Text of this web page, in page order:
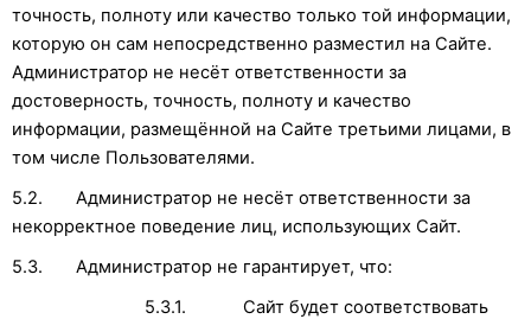
точность, полноту или качество только той информации,
которую он сам непосредственно разместил на Сайте.
Администратор не несёт ответственности за
достоверность, точность, полноту и качество
информации, размещённой на Сайте третьими лицами, в
том числе Пользователями.
5.2. Администратор не несёт ответственности за
некорректное поведение лиц, использующих Сайт.
5.3. Администратор не гарантирует, что:
5.3.1. Сайт будет соответствовать